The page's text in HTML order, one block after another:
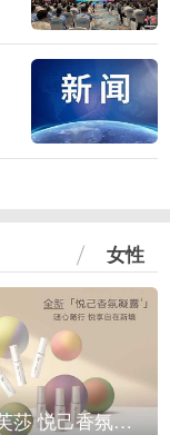
女性
IPSA茵芙莎 悦己香氛凝露上市